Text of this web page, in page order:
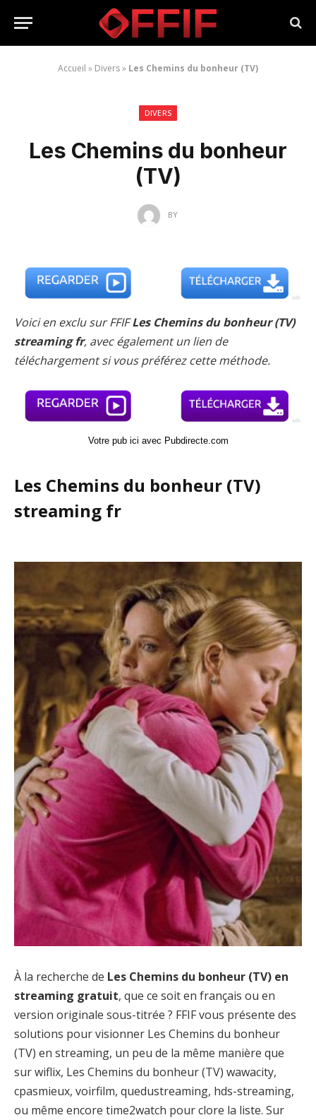
Accueil » Divers» Les Chemins du bonheur (TV)
DIVERS
Les Chemins du bonheur
(TV)
BY
Voici en exclu sur FFIFLes Chemins du bonheur (TV)
streaming fr, avec également un lien de
téléchargement si vous préférez cette méthode.
Votre pub ici avec Pubdirecte.com
Les Chemins du bonheur (TV)
streaming fr
À la recherche de Les Chemins du bonheur (TV) en
streaming gratuit, que ce soit en français ou en
version originale sous-titrée ? FFIF vous présente des
solutions pour visionner Les Chemins du bonheur
(TV) en streaming, un peu de la même manière que
sur wiflix, Les Chemins du bonheur (TV) wawacity,
cpasmieux, voirfilm, quedustreaming, hds-streaming,
ou même encore time2watch pour clore la liste. Sur